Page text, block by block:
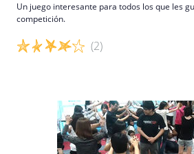
Un juego interesante para todos los que les
competición.
(2)